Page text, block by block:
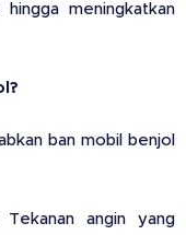
hingga meningkatkan
ban mobil benjol
Tekanan angin yang